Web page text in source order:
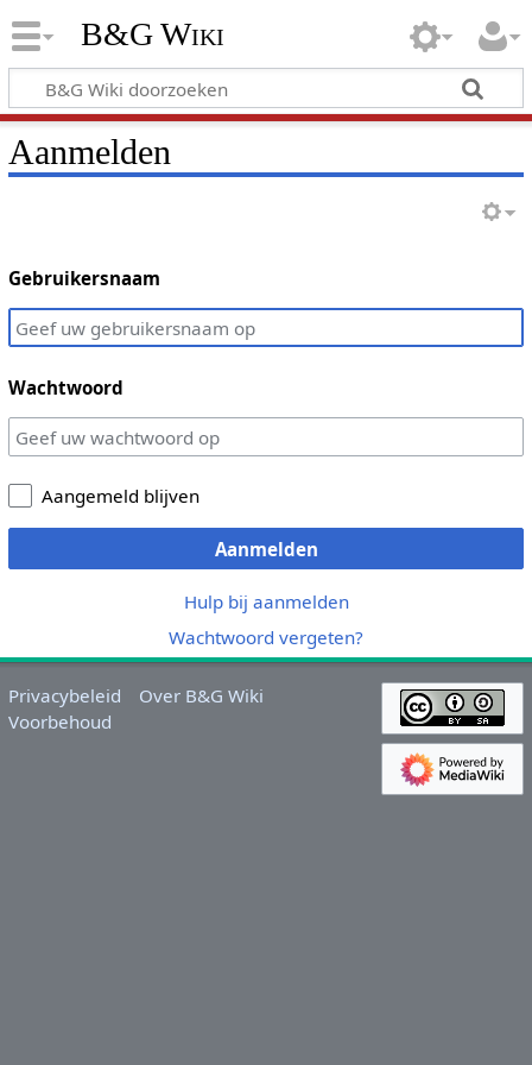
B&G Wiki
Aanmelden
Gebruikersnaam
Wachtwoord
Aangemeld blijven
Aanmelden
Hulp bij aanmelden
Wachtwoord vergeten?
Privacybeleid
Over B&G Wiki
Voorbehoud